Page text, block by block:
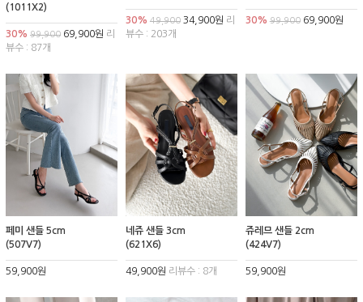
(1011X2)
30% 99,900 69,900원 리
뷰수 : 87개
30% 49,90034,900원 리
뷰수 : 203개
30% 99,90069,900원
페미 샌들 5cm
(507V7)
59,900원
네쥬 샌들 3cm
(621X6)
49,900원 리뷰수 : 8개
쥬레므 샌들 2cm
(424V7)
59,900원